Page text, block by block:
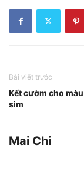
Bài viết trước
Kết cườm cho
sim
Mai Chi